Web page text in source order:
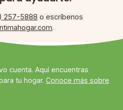
257-5888 o escríbenos
.
cuenta. Aquí encuentras
tu hogar. Conoce más sobre